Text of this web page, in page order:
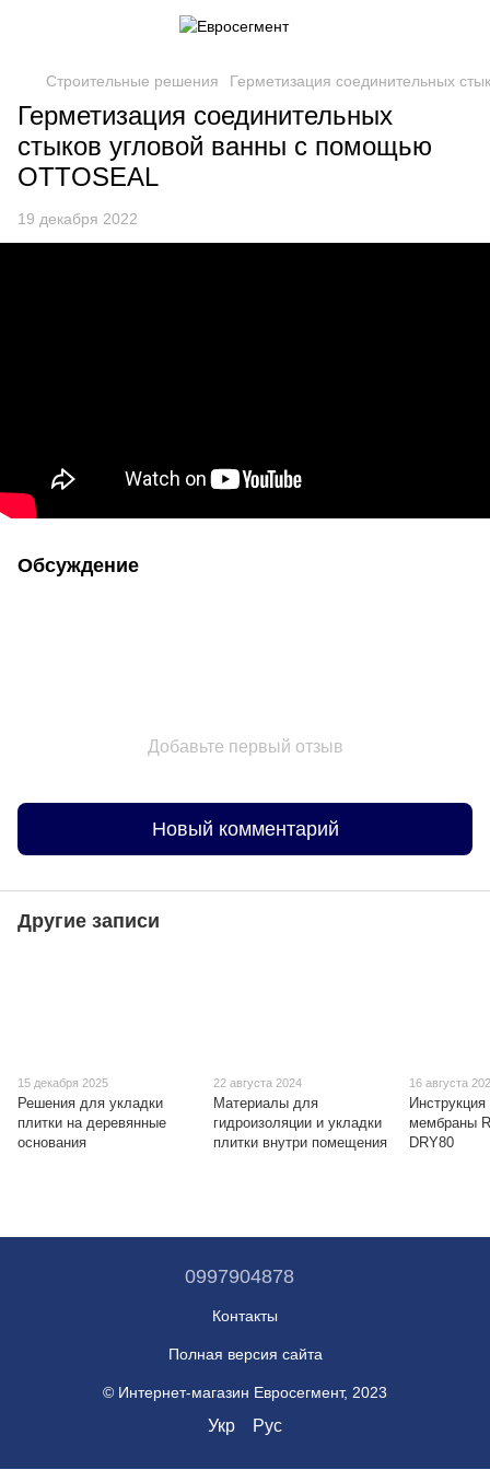
Строительные решения Герметизация соединительных
Герметизация соединительных
стыков угловой ванны с помощью
OTTOSEAL
19 декабря 2022
Обсуждение
Добавьте первый отзыв
Новый комментарий
Другие записи
15 декабря 2025
Решения для укладки
плитки на деревянные
основания
22 августа 2024
Материалы для
гидроизоляции и укладки
плитки внутри помещения
16 августа
мембраны
DRY80
0997904878
Контакты
Полная версия сайта
© Интернет-магазин Евросегмент, 2023
Укр Рус